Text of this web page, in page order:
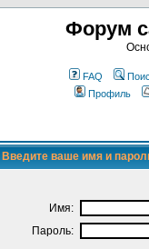
Форум
FAQ
Профиль
Введите ваше имя и
Имя:
Пароль: